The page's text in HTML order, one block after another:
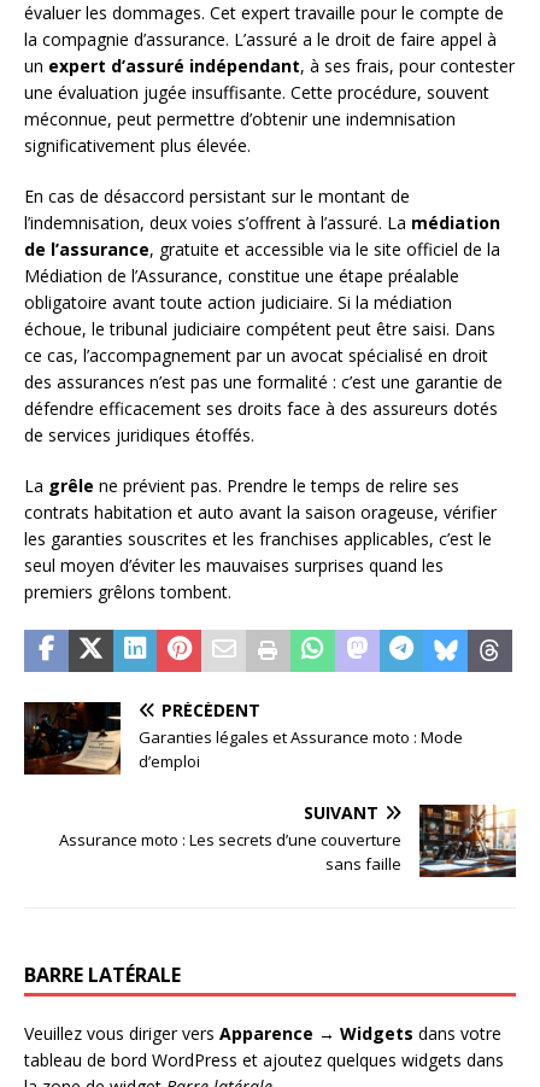
évaluer les dommages. Cet expert travaille pour le compte de
la compagnie d’assurance. L’assuré a le droit de faire appel à
un expert d’assuré indépendant, à ses frais, pour contester
une évaluation jugée insuffisante. Cette procédure, souvent
méconnue, peut permettre d’obtenir une indemnisation
significativement plus élevée.
En cas de désaccord persistant sur le montant de
l’indemnisation, deux voies s’offrent à l’assuré. La médiation
de l’assurance, gratuite et accessible via le site officiel de la
Médiation de l’Assurance, constitue une étape préalable
obligatoire avant toute action judiciaire. Si la médiation
échoue, le tribunal judiciaire compétent peut être saisi. Dans
ce cas, l’accompagnement par un avocat spécialisé en droit
des assurances n’est pas une formalité : c’est une garantie de
défendre efficacement ses droits face à des assureurs dotés
de services juridiques étoffés.
La grêle ne prévient pas. Prendre le temps de relire ses
contrats habitation et auto avant la saison orageuse, vérifier
les garanties souscrites et les franchises applicables, c’est le
seul moyen d’éviter les mauvaises surprises quand les
premiers grêlons tombent.
PRÉCÉDENT
Garanties légales et Assurance moto : Mode
d’emploi
SUIVANT
Assurance moto : Les secrets d’une couverture
sans faille
BARRE LATÉRALE
Veuillez vous diriger vers Apparence → Widgets dans votre
tableau de bord WordPress et ajoutez quelques widgets dans